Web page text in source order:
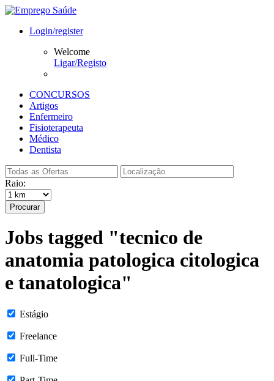
Login/register
Welcome
Ligar/Registo
CONCURSOS
Artigos
Enfermeiro
Fisioterapeuta
Médico
Dentista
Raio:
Procurar
Jobs tagged "tecnico de
anatomia patologica citologica
e tanatologica"
Estágio
Freelance
Full-Time